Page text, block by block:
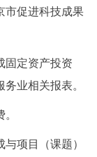
市促进科技成果
定资产投资
业相关报表。
项目（课题）